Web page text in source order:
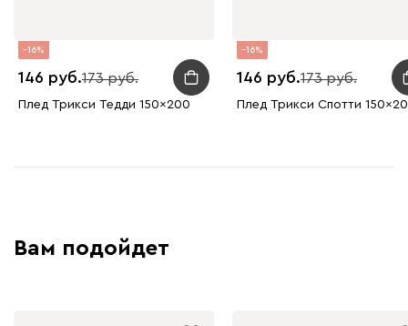
16
146 173
Плед Трикси Тедди 150x200
16
146 173
Плед Трикси Спотти
Вам подойдет